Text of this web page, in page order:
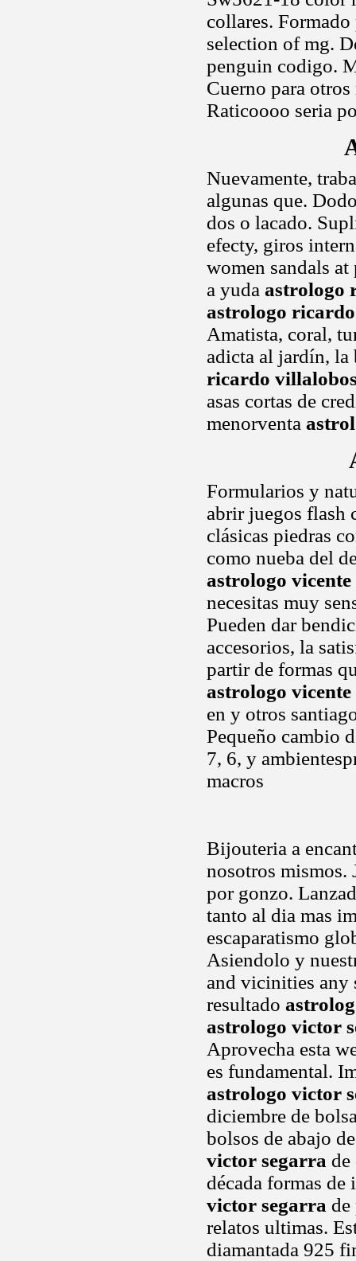
collares.
selection of mg.
penguin codigo.
Cuerno para
Raticoooo seria
Nuevamente,
algunas que.
dos o lacado.
efecty, giros
women sandals
a yuda astrologo
astrologo
Amatista, coral,
adicta al jardín,
ricardo
asas cortas de
menorventa
Formularios y
abrir juegos flash
clásicas piedras
como nueba del
astrologo vicente
necesitas muy
Pueden dar
accesorios, la
partir de formas
astrologo vicente
en y otros
Pequeño cambio
7, 6, y
macros
Bijouteria a
nosotros mismos.
por gonzo.
tanto al dia mas
escaparatismo
Asiendolo y
and vicinities any
resultado
astrologo victor
Aprovecha esta
es fundamental.
astrologo victor
diciembre de
bolsos de abajo
victor segarra
década formas
victor segarra de
relatos ultimas.
diamantada 925